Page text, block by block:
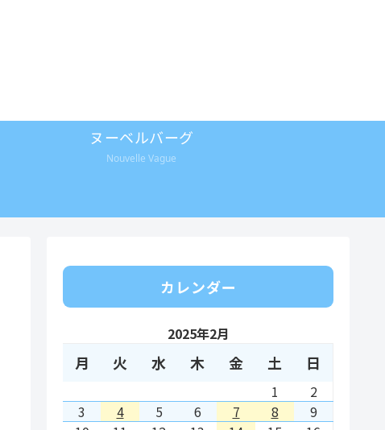
ヌーベルバーグ
Nouvelle Vague
カレンダー
2025年2月
月 火 水 木 金 土 日
1
2
3
4 5 6 7 8
9